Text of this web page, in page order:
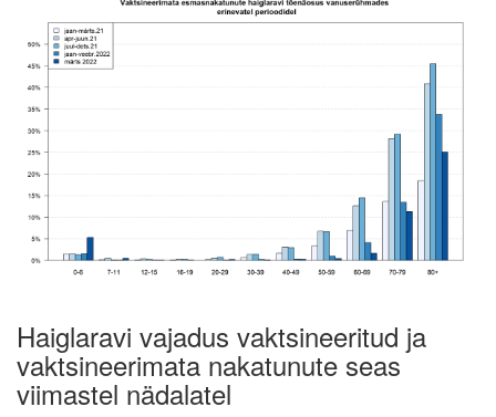
Haiglaravi vajadus vaktsineeritud ja
vaktsineerimata nakatunute seas
viimastel nädalatel